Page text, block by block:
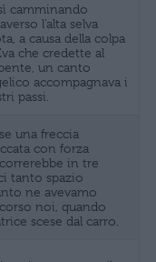
camminando
l’alta selva
a causa della colpa
che credette al
un canto
accompagnava i
passi.
una freccia
con forza
in tre
tanto spazio
ne avevamo
noi, quando
scese dal carro.